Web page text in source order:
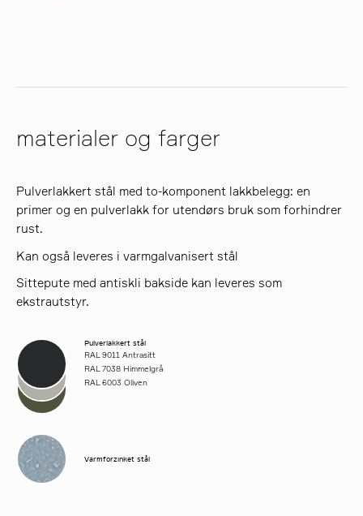
materialer og farger
Pulverlakkert stål med to-komponent lakkbelegg: en
primer og en pulverlakk for utendørs bruk som forhindrer
rust.
Kan også leveres i varmgalvanisert stål
Sittepute med antiskli bakside kan leveres som
ekstrautstyr.
Pulverlakkert stål
RAL 9011 Antrasitt
RAL 7038 Himmelgrå
RAL 6003 Oliven
Varmforzinket stål